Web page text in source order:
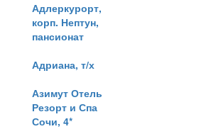
Адлеркурорт,
корп. Нептун,
пансионат
Адриана, т/х
Азимут Отель
Резорт и Спа
Сочи, 4*